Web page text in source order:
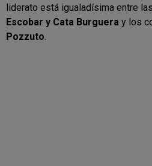
liderato está igualadísima entre
Escobar y Cata Burguera y los
Pozzuto.